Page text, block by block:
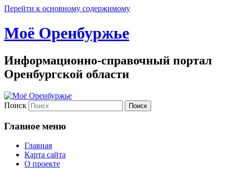
Перейти к основному содержимому
Моё Оренбуржье
Информационно-справочный портал
Оренбургской области
Поиск
Главное меню
Главная
Карта сайта
О проекте